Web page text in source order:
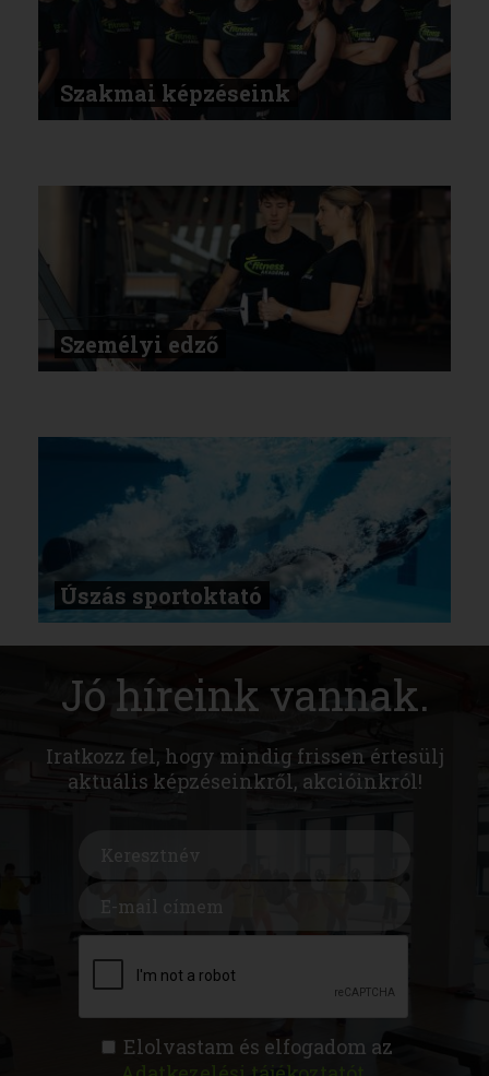
Szakmai képzéseink
Személyi edző
Úszás sportoktató
Jó híreink vannak.
Iratkozz fel, hogy mindig frissen értesülj
aktuális képzéseinkről, akcióinkról!
Elolvastam és elfogadom az